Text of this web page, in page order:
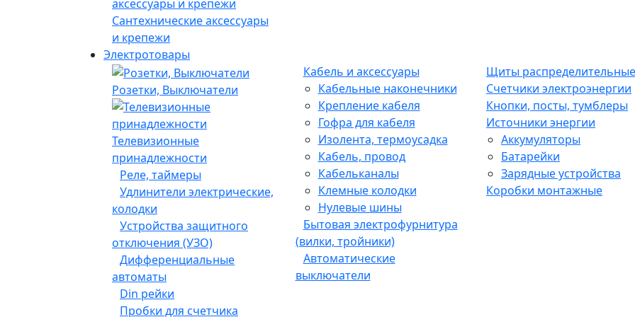
Сантехнические аксессуары
и крепежи
Электротовары
Розетки, Выключатели
Телевизионные
принадлежности
таймеры
Удлинители электрические,
колодки
Кабель и аксессуары
Кабельные наконечники
Крепление кабеля
Гофра для кабеля
Изолента, термоусадка
Кабель, провод
Кабельканалы
Клемные колодки
Нулевые шины
Бытовая электрофурнитура
(вилки, тройники)
Автоматические
Щиты распределительные
Счетчики электроэнергии
Кнопки, посты, тумблеры
Источники энергии
Аккумуляторы
Батарейки
Зарядные устройства
Коробки монтажные